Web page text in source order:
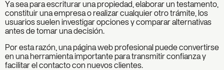
Ya sea para escriturar una propiedad, elaborar un testamento,
constituir una empresa o realizar cualquier otro trámite, los
usuarios suelen investigar opciones y comparar alternativas
antes de tomar una decisión.
Por esta razón, una página web profesional puede convertirse
en una herramienta importante para transmitir confianza y
facilitar el contacto con nuevos clientes.